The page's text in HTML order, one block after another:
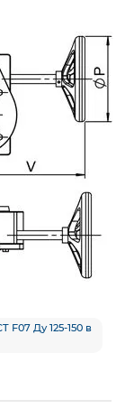
F07 Ду 125-150 в